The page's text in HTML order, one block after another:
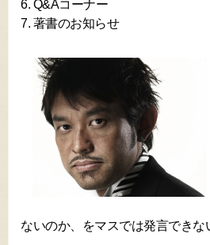
6. Q&Aコーナー
7. 著書のお知らせ
ないのか、をマスでは発言でき